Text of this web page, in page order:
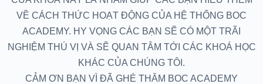
VỀ CÁCH THỨC HOẠT ĐỘNG CỦA HỆ THỐNG BOC
ACADEMY. HY VỌNG CÁC BẠN SẼ CÓ MỘT TRÃI
NGHIỆM THÚ VỊ VÀ SẼ QUAN TÂM TỚI CÁC KHOÁ HỌC
KHÁC CỦA CHÚNG TÔI.
CẢM ƠN BẠN VÌ ĐÃ GHÉ THĂM BOC ACADEMY